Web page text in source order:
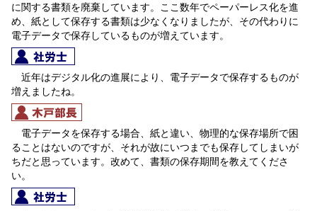
に関する書類を廃棄しています。ここ数年でペーパーレス化を進
め、紙として保存する書類は少なくなりましたが、その代わりに
電子データで保存しているものが増えています。
近年はデジタル化の進展により、電子データで保存するものが
増えましたね。
電子データを保存する場合、紙と違い、物理的な保存場所で困
ることはないのですが、それが故にいつまでも保存してしまいが
ちだと思っています。改めて、書類の保存期間を教えてくださ
い。